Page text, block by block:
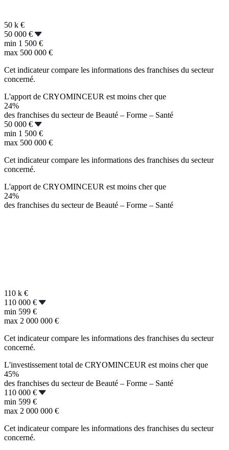
50 k €
50 000 €
min 1 500 €
max 500 000 €
Cet indicateur compare les informations des franchises du secteur
concerné.
L'apport de CRYOMINCEUR est moins cher que
24%
des franchises du secteur de Beauté – Forme – Santé
50 000 €
min 1 500 €
max 500 000 €
Cet indicateur compare les informations des franchises du secteur
concerné.
L'apport de CRYOMINCEUR est moins cher que
24%
des franchises du secteur de Beauté – Forme – Santé
110 k €
110 000 €
min 599 €
max 2 000 000 €
Cet indicateur compare les informations des franchises du secteur
concerné.
L'investissement total de CRYOMINCEUR est moins cher que
45%
des franchises du secteur de Beauté – Forme – Santé
110 000 €
min 599 €
max 2 000 000 €
Cet indicateur compare les informations des franchises du secteur
concerné.